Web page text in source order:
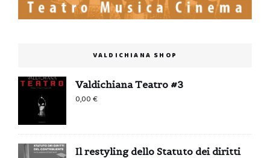
VALDICHIANA SHOP
Valdichiana Teatro #3
0,00€
Il restyling dello Statuto dei diritti